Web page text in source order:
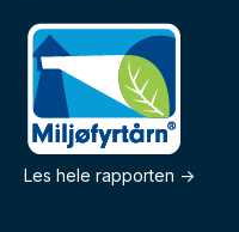
Les hele rapporten ->